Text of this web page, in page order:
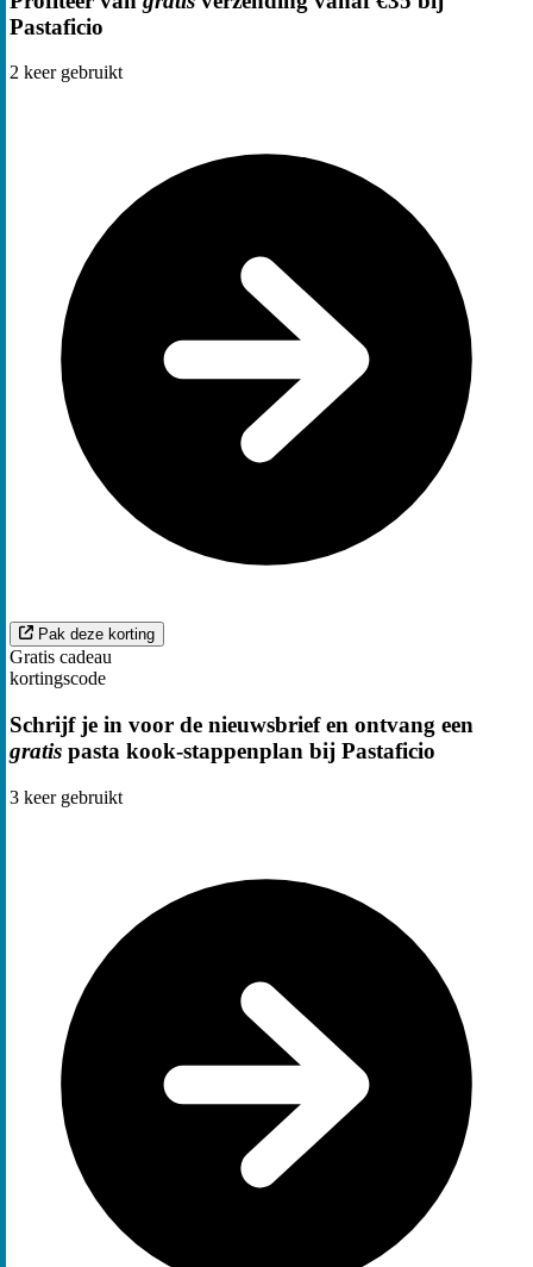
Pastaficio
2 keer gebruikt
Pak deze korting
Gratis cadeau
kortingscode
Schrijf je in voor de nieuwsbrief en ontvang een
gratis pasta kook-stappenplan bij Pastaficio
3 keer gebruikt